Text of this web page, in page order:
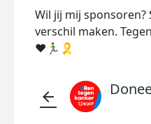
Wil jij mij
verschil maken.
❤️🏃‍♂️🎗️
arrow_back